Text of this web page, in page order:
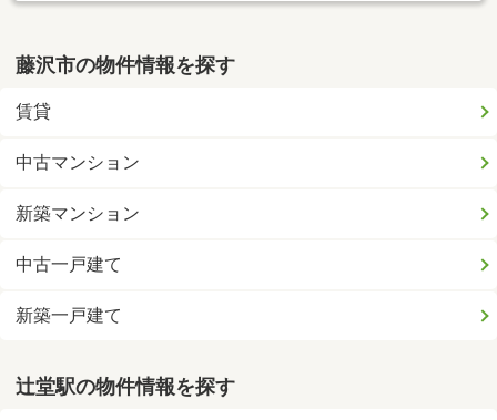
藤沢市の物件情報を探す
賃貸
中古マンション
新築マンション
中古一戸建て
新築一戸建て
辻堂駅の物件情報を探す